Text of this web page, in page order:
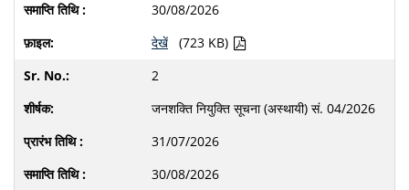
30/08/2026
देखें
(723 KB)
2
जनशक्ति नियुक्ति सूचना (अस्थायी) सं. 04/2026
31/07/2026
30/08/2026